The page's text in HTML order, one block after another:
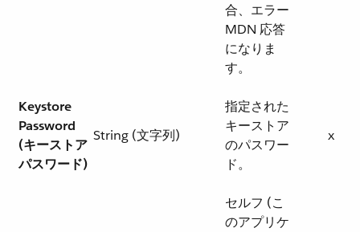
合、エラー
MDN 応答
になりま
す。
Keystore
Password
(キーストア
パスワード)
String (文字列)
指定された
キーストア
のパスワー
ド。
x
セルフ (こ
のアプリケ